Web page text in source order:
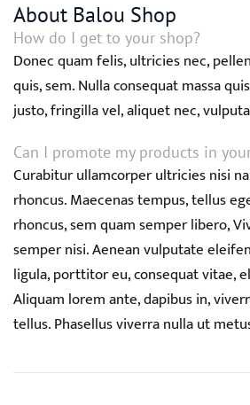
About Balou Shop
How do I get to your shop?
Donec quam felis, ultricies nec,
quis, sem. Nulla consequat massa
justo, fringilla vel, aliquet nec,
Can I promote my products in
Curabitur ullamcorper ultricies nisi
rhoncus. Maecenas tempus, tellus
rhoncus, sem quam semper libero,
semper nisi. Aenean vulputate
ligula, porttitor eu, consequat vitae,
Aliquam lorem ante, dapibus in,
tellus. Phasellus viverra nulla ut